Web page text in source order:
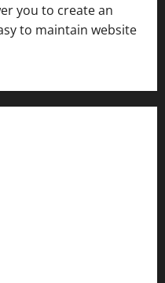
you to create an
to maintain website